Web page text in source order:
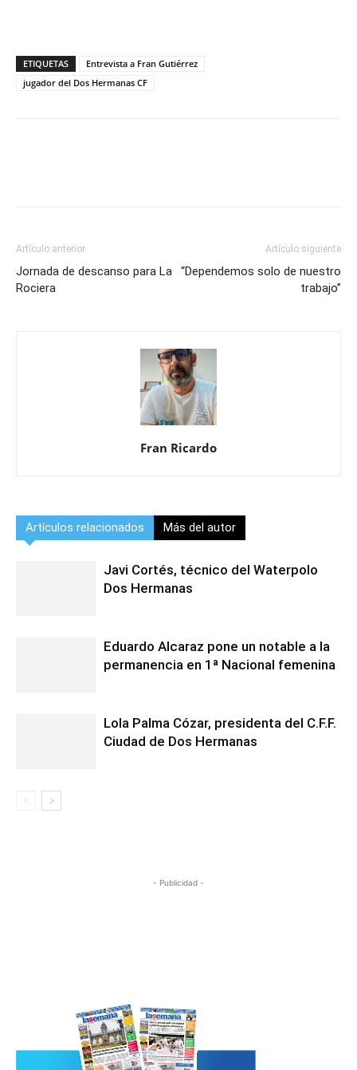
ETIQUETAS
Entrevista a Fran Gutiérrez
jugador del Dos Hermanas CF
Artículo anterior
Jornada de descanso para La
Rociera
Artículo siguiente
“Dependemos solo de nuestro
trabajo”
Fran Ricardo
Artículos relacionados Más del autor
Javi Cortés, técnico del Waterpolo
Dos Hermanas
Eduardo Alcaraz pone un notable a la
permanencia en 1ª Nacional femenina
Lola Palma Cózar, presidenta del C.F.F.
Ciudad de Dos Hermanas
- Publicidad -